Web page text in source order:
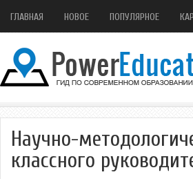
ГЛАВНАЯ НОВОЕ ПОПУЛЯРНОЕ
Научно-
классного